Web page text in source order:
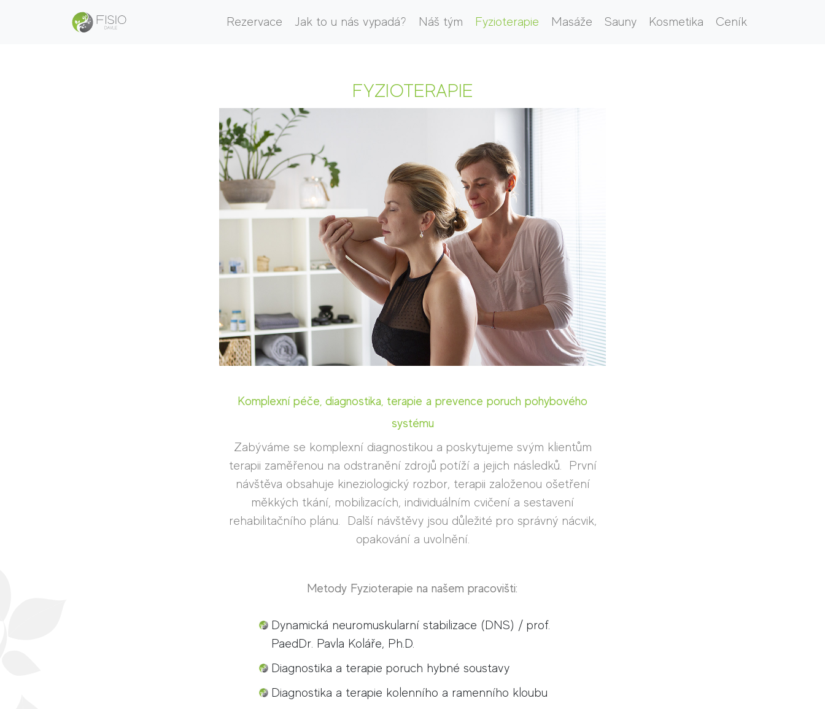
Rezervace Jak to u nás vypadá? Náš tým Fyzioterapie Masáže Sauny Kosmetika Ceník
FYZIOTERAPIE
Komplexní péče, diagnostika, terapie a prevence poruch pohybového
systému
Zabýváme se komplexní diagnostikou a poskytujeme svým klientům
terapii zaměřenou na odstranění zdrojů potíží a jejich následků. První
návštěva obsahuje kineziologický rozbor, terapii založenou ošetření
měkkých tkání, mobilizacích, individuálním cvičení a sestavení
rehabilitačního plánu. Další návštěvy jsou důležité pro správný nácvik,
opakování a uvolnění.
Metody Fyzioterapie na našem pracovišti:
Dynamická neuromuskularní stabilizace (DNS) / prof.
PaedDr. Pavla Koláře, Ph.D.
Diagnostika a terapie poruch hybné soustavy
Diagnostika a terapie kolenního a ramenního kloubu